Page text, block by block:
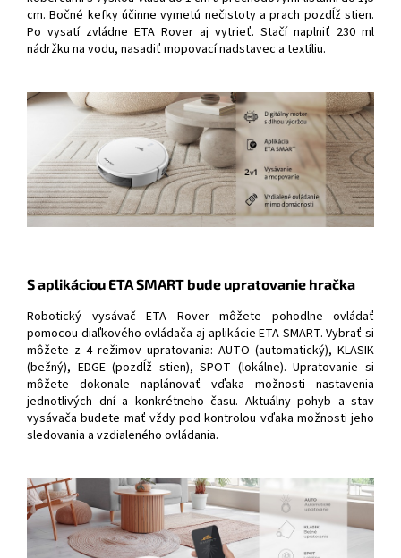
cm. Bočné kefky účinne vymetú nečistoty a prach pozdĺž stien.
Po vysatí zvládne ETA Rover aj vytrieť. Stačí naplniť 230 ml
nádržku na vodu, nasadiť mopovací nadstavec a textíliu.
S aplikáciou ETA SMART bude upratovanie hračka
Robotický vysávač ETA Rover môžete pohodlne ovládať
pomocou diaľkového ovládača aj aplikácie ETA SMART. Vybrať si
môžete z 4 režimov upratovania: AUTO (automatický), KLASIK
(bežný), EDGE (pozdĺž stien), SPOT (lokálne). Upratovanie si
môžete dokonale naplánovať vďaka možnosti nastavenia
jednotlivých dní a konkrétneho času. Aktuálny pohyb a stav
vysávača budete mať vždy pod kontrolou vďaka možnosti jeho
sledovania a vzdialeného ovládania.